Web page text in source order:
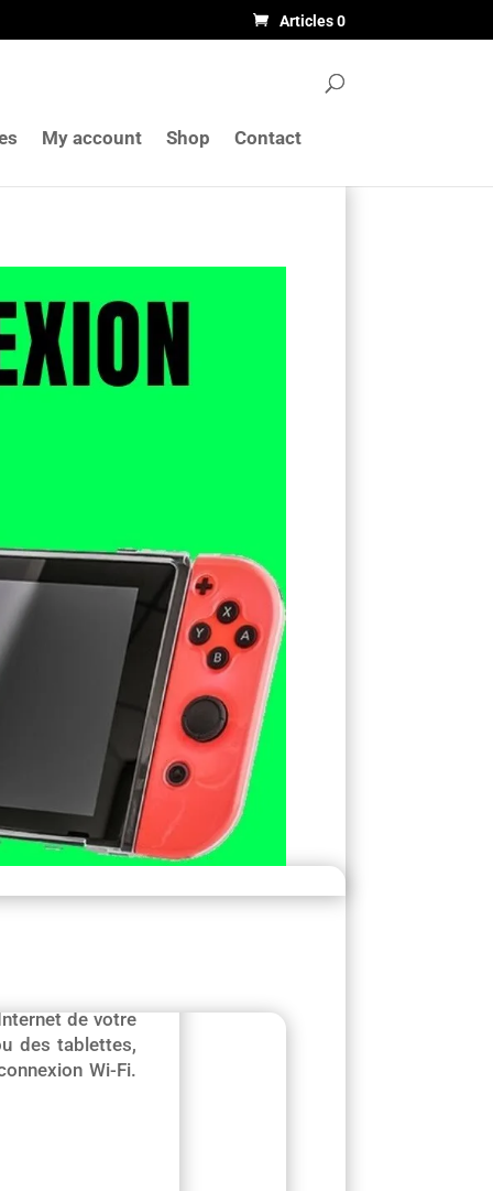
Articles 0
My account Shop Contact
de votre
des tablettes,
Wi-Fi.